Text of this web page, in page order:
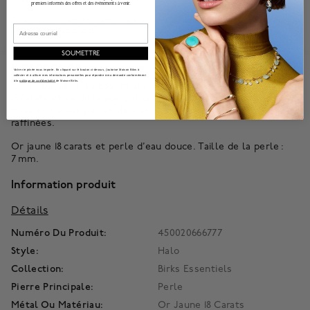
Pour commander de l'extérieur du Canada, veuillezcontacter
notre équipe
de l'Expérience client.
À propos de
Cette bague Birks Essentials est fabriquée en or jaune
18 carats et se distingue par une perle d’eau douce de 7 mm,
mise en valeur par un délicat entourage de billes d’or
raffinées.
Or jaune 18 carats et perle d’eau douce. Taille de la perle :
7 mm.
Information produit
Détails
Numéro Du Produit:
450020666777
Style:
Halo
Collection:
Birks Essentiels
Pierre Principale:
Perle
Métal Ou Matériau:
Or Jaune 18 Carats
premiers informés des offres et des événements à venir.
SOUMETTRE
Votre vie privée nous importe. En cliquant sur le bouton ci-dessus, j'autorise Maison Bikrs à
collecter et à utiliser mes informations personnelles pour répondre à ma demande conformément
à lapolitique de confidentialité de Maison Birks.